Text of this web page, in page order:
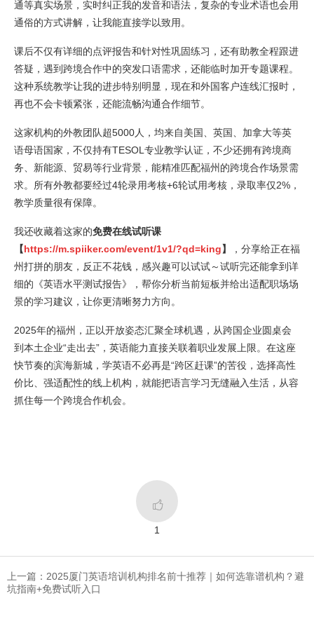
通等真实场景，实时纠正我的发音和语法，复杂的专业术语也会用
通俗的方式讲解，让我能直接学以致用。
课后不仅有详细的点评报告和针对性巩固练习，还有助教全程跟进
答疑，遇到跨境合作中的突发口语需求，还能临时加开专题课程。
这种系统教学让我的进步特别明显，现在和外国客户连线汇报时，
再也不会卡顿紧张，还能流畅沟通合作细节。
这家机构的外教团队超5000人，均来自美国、英国、加拿大等英
语母语国家，不仅持有TESOL专业教学认证，不少还拥有跨境商
务、新能源、贸易等行业背景，能精准匹配福州的跨境合作场景需
求。所有外教都要经过4轮录用考核+6轮试用考核，录取率仅2%，
教学质量很有保障。
我还收藏着这家的免费在线试听课
【https://m.spiiker.com/event/1v1/?qd=king】
，分享给正在福
州打拼的朋友，反正不花钱，感兴趣可以试试～试听完还能拿到详
细的《英语水平测试报告》，帮你分析当前短板并给出适配职场场
景的学习建议，让你更清晰努力方向。
2025年的福州，正以开放姿态汇聚全球机遇，从跨国企业圆桌会
到本土企业“走出去”，英语能力直接关联着职业发展上限。在这座
快节奏的滨海新城，学英语不必再是“跨区赶课”的苦役，选择高性
价比、强适配性的线上机构，就能把语言学习无缝融入生活，从容
抓住每一个跨境合作机会。

1
上一篇：2025厦门英语培训机构排名前十推荐｜如何选靠谱机构？避
坑指南+免费试听入口